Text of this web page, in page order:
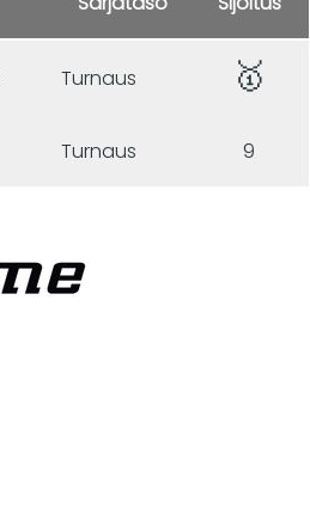
Turnaus 🥇
Turnaus 9